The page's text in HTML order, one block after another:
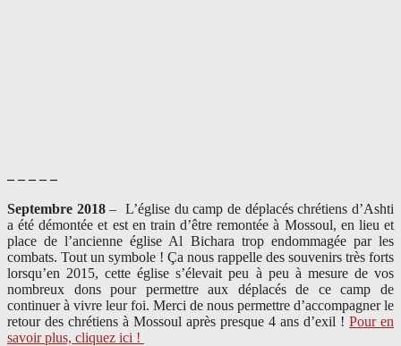
– – – – –
Septembre 2018– L’église du camp de déplacés chrétiens d’Ashti
a été démontée et est en train d’être remontée à Mossoul, en lieu et
place de l’ancienne église Al Bichara trop endommagée par les
combats. Tout un symbole ! Ça nous rappelle des souvenirs très forts
lorsqu’en 2015, cette église s’élevait peu à peu à mesure de vos
nombreux dons pour permettre aux déplacés de ce camp de
continuer à vivre leur foi. Merci de nous permettre d’accompagner le
retour des chrétiens à Mossoul après presque 4 ans d’exil ! Pour en
savoir plus, cliquez ici !